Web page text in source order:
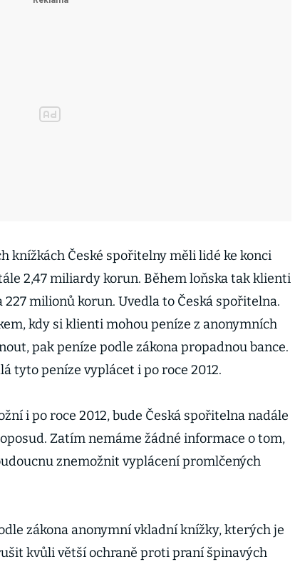
knížkách České spořitelny měli lidé ke konci
2,47 miliardy korun. Během loňska tak klienti
milionů korun. Uvedla to Česká spořitelna.
kdy si klienti mohou peníze z anonymních
pak peníze podle zákona propadnou bance.
tyto peníze vyplácet i po roce 2012.
i po roce 2012, bude Česká spořitelna nadále
Zatím nemáme žádné informace o tom,
znemožnit vyplácení promlčených
zákona anonymní vkladní knížky, kterých je
kvůli větší ochraně proti praní špinavých